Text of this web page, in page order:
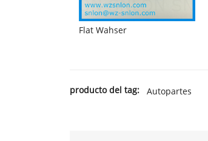
Flat Wahser
producto del tag: Autopartes